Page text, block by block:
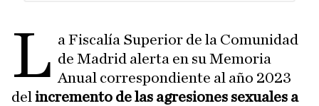
L a Fiscalía Superior de la Comunidad
de Madrid alerta en su Memoria
Anual correspondiente al año 2023
del incremento de las agresiones sexuales a